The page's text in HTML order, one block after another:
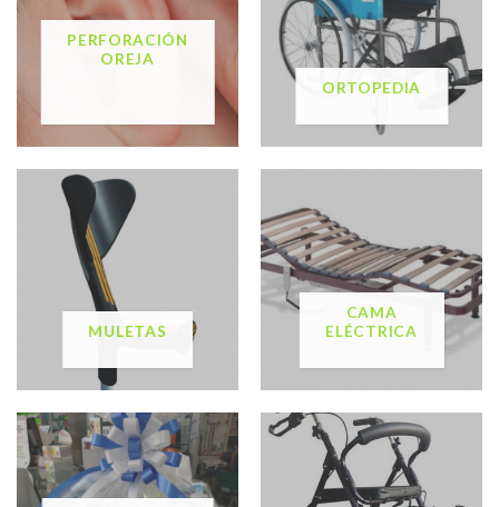
PERFORACIÓN
OREJA
ORTOPEDIA
MULETAS
CAMA
ELÉCTRICA